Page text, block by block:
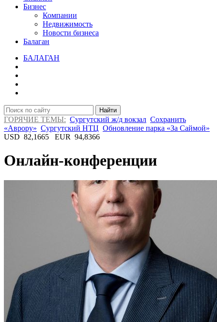
Бизнес
Компании
Недвижимость
Новости бизнеса
Балаган
БАЛАГАН
Найти
ГОРЯЧИЕ ТЕМЫ: Сургутский ж/д вокзал Сохранить
«Аврору» Сургутский НТЦ Обновление парка «За Саймой»
USD 82,1665 EUR 94,8366
Онлайн-конференции